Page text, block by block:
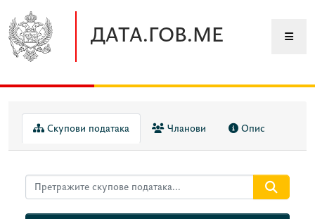
ДАТА.ГОВ.МЕ
Скупови података Чланови Опис